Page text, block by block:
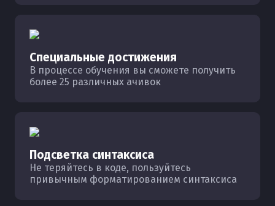
Специальные достижения
В процессе обучения вы сможете получить
более 25 различных ачивок
Подсветка синтаксиса
Не теряйтесь в коде, пользуйтесь
привычным форматированием синтаксиса